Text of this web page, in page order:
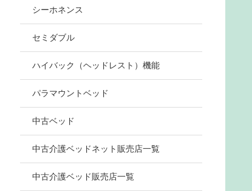
シーホネンス
セミダブル
ハイバック（ヘッドレスト）機能
パラマウントベッド
中古ベッド
中古介護ベッドネット販売店一覧
中古介護ベッド販売店一覧